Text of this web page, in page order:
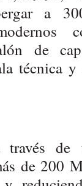
a
de
técnica y
de
de 200